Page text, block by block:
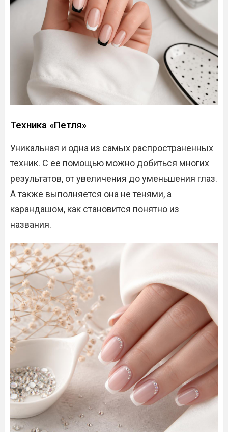
Техника «Петля»
Уникальная и одна из самых распространенных
техник. С ее помощью можно добиться многих
результатов, от увеличения до уменьшения глаз.
А также выполняется она не тенями, а
карандашом, как становится понятно из
названия.